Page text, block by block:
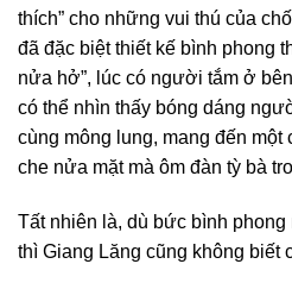
thích” cho những vui thú của
đã đặc biệt thiết kế bình phong
nửa hở”, lúc có người tắm ở
có thể nhìn thấy bóng dáng
cùng mông lung, mang đến một
che nửa mặt mà ôm đàn tỳ bà
Tất nhiên là, dù bức bình phong
thì Giang Lăng cũng không biết